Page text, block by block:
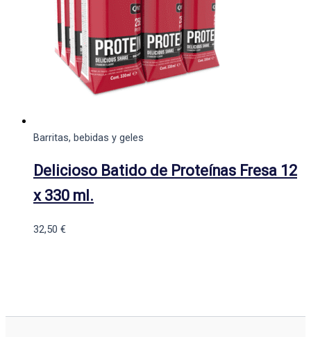
Barritas, bebidas y geles
Delicioso Batido de Proteínas Fresa 12
x 330 ml.
32,50 €